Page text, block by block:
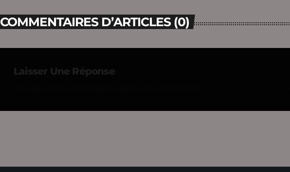
COMMENTAIRES D’ARTICLES (0)
Laisser Une Réponse